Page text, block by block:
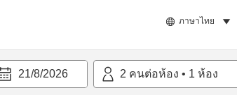
ภาษาไทย
21/8/2026 2 คนต่อห้อง • 1 ห้อง